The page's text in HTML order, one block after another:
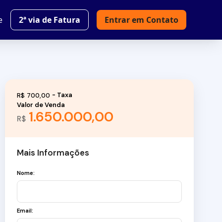
Entrar em Contato
2ª via de Fatura
R$1.650.000,00
Valor de Venda
R$ 700,00
Mais Informações
Nome:
Email: